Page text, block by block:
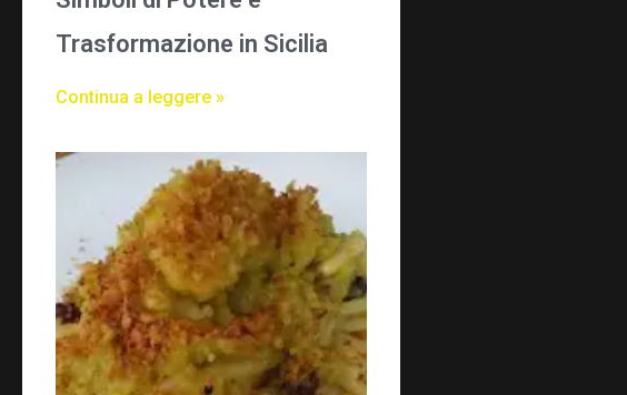
Trasformazione in Sicilia
Continua a leggere »